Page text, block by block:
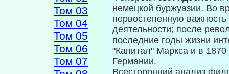
Том 03
Том 04
Том 05
Том 06
Том 07
немецкой буржуазии. Во
первостепенную
деятельности; после
последние годы жизни
"Капитал" Маркса и в
Германии.